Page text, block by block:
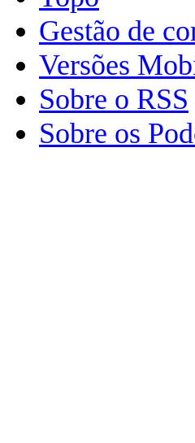
Gestão de
Versões
Sobre o RSS
Sobre os